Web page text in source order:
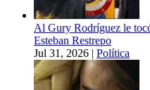
Al Gury Rodríguez le
Esteban Restrepo
Jul 31, 2026 | Política